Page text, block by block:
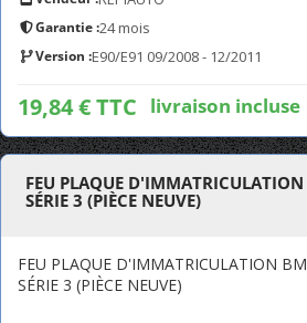
Garantie :24 mois
Version :E90/E91 09/2008 - 12/2011
19,84 € TTC livraison incluse
FEU PLAQUE
SÉRIE 3 (PIÈCE NEUVE)
FEU PLAQUE D'IMMATRICULATION
SÉRIE 3 (PIÈCE NEUVE)